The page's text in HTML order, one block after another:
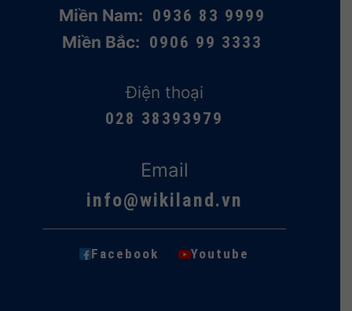
Miền Nam: 0936 83 9999
Miền Bắc: 0906 99 3333
Điện thoại
028 38393979
Email
info@wikiland.vn
Facebook · Youtube